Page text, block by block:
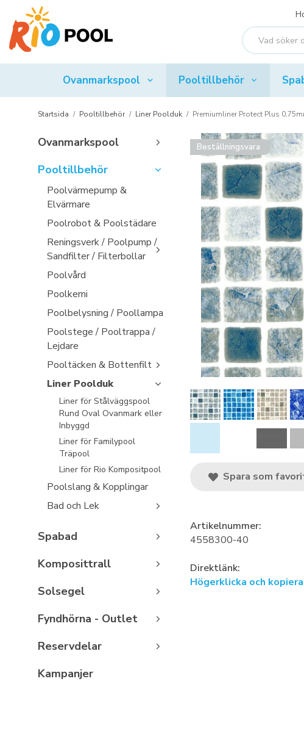
Ovanmarkspool Pooltillbehör
Startsida / Pooltillbehör / Liner Poolduk / Premiumliner Protect Plus
Ovanmarkspool
Pooltillbehör
Poolvärmepump &
Elvärmare
Poolrobot & Poolstädare
Reningsverk / Poolpump /
Sandfilter / Filterbollar
Poolvård
Poolkemi
Poolbelysning / Poollampa
Poolstege / Pooltrappa /
Lejdare
Pooltäcken & Bottenfilt
Liner Poolduk
Liner för Stålväggspool
Rund Oval Ovanmark eller
Inbyggd
Liner för Familypool
Träpool
Liner för Rio Kompositpool
Poolslang & Kopplingar
Bad och Lek
Spabad
Komposittrall
Solsegel
Fyndhörna - Outlet
Reservdelar
Kampanjer
Beställningsvara
Spara som
Artikelnummer:
4558300-40
Direktlänk:
Högerklicka och